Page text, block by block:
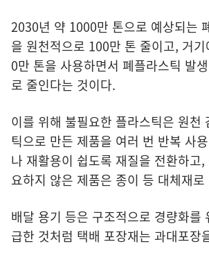
2030년 약 1000만 톤으로 예상되는
을 원천적으로 100만 톤 줄이고, 거
0만 톤을 사용하면서 폐플라스틱 발
로 줄인다는 것이다.
이를 위해 불필요한 플라스틱은 원천
틱으로 만든 제품을 여러 번 반복 사
나 재활용이 쉽도록 재질을 전환하고
요하지 않은 제품은 종이 등 대체재
배달 용기 등은 구조적으로 경량화를
급한 것처럼 택배 포장재는 과대포장